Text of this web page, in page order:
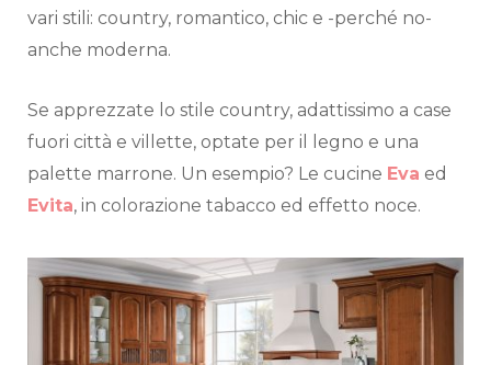
vari stili: country, romantico, chic e -perché no-
anche moderna.
Se apprezzate lo stile country, adattissimo a case
fuori città e villette, optate per il legno e una
palette marrone. Un esempio? Le cucine Eva ed
Evita, in colorazione tabacco ed effetto noce.